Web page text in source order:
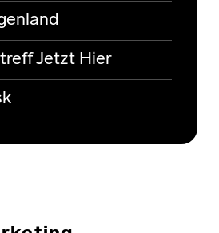
Jetzt Hier